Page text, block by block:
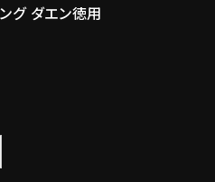
グ ダエン徳用